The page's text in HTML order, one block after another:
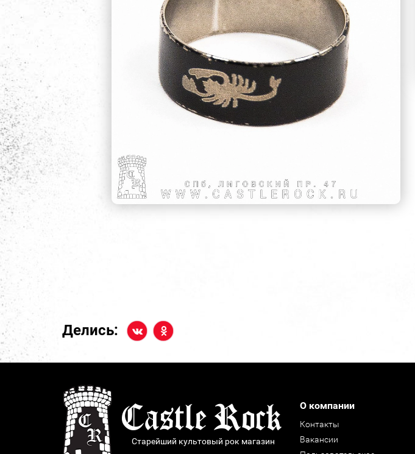
Делись:
Старейший культовый рок магазин
О компании
Контакты
Вакансии